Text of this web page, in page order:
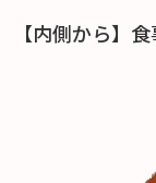
【内側から】